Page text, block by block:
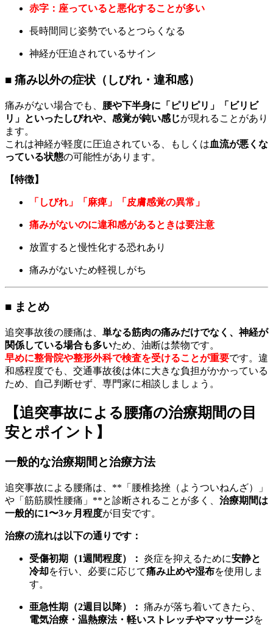
赤字：座っていると悪化することが多い
長時間同じ姿勢でいるとつらくなる
神経が圧迫されているサイン
■ 痛み以外の症状（しびれ・違和感）
痛みがない場合でも、 腰や下半身に「ピリピリ」「ビリビ
リ」といったしびれや、感覚が鈍い感じが現れることがあり
ます。
これは神経が軽度に圧迫されている、もしくは血流が悪くな
っている状態の可能性があります。
【特徴】
「しびれ」「麻痺」「皮膚感覚の異常」
痛みがないのに違和感があるときは要注意
放置すると慢性化する恐れあり
痛みがないため軽視しがち
■ まとめ
追突事故後の腰痛は、 単なる筋肉の痛みだけでなく、神経が
関係している場合も多いため、油断は禁物です。
早めに整骨院や整形外科で検査を受けることが重要です。違
和感程度でも、交通事故後は体に大きな負担がかかっている
ため、自己判断せず、専門家に相談しましょう。
【追突事故による腰痛の治療期間の目
安とポイント】
一般的な治療期間と治療方法
追突事故による腰痛は、**「腰椎捻挫（ようついねんざ）」
や「筋筋膜性腰痛」**と診断されることが多く、 治療期間は
一般的に1〜3ヶ月程度が目安です。
治療の流れは以下の通りです：
受傷初期（1週間程度）： 炎症を抑えるために安静と
冷却を行い、必要に応じて痛み止めや湿布を使用しま
す。
亜急性期（2週目以降）： 痛みが落ち着いてきたら、
電気治療・温熱療法・軽いストレッチやマッサージを